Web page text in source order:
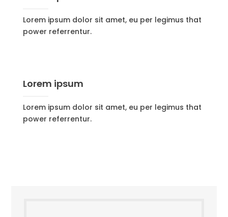
Lorem ipsum dolor sit amet, eu per legimus that
power referrentur.
Lorem ipsum
Lorem ipsum dolor sit amet, eu per legimus that
power referrentur.